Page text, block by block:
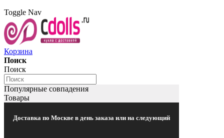
Toggle Nav
Корзина
Поиск
Поиск
Популярные совпадения
Товары
Доставка по Москве в день заказа или на следующий